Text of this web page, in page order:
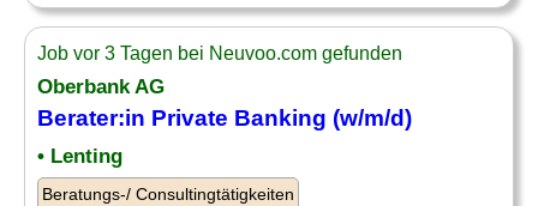
Job vor 3 Tagen bei Neuvoo.com gefunden
Oberbank AG
Berater:in Private Banking (w/m/d)
• Lenting
Beratungs-/ Consultingtätigkeiten